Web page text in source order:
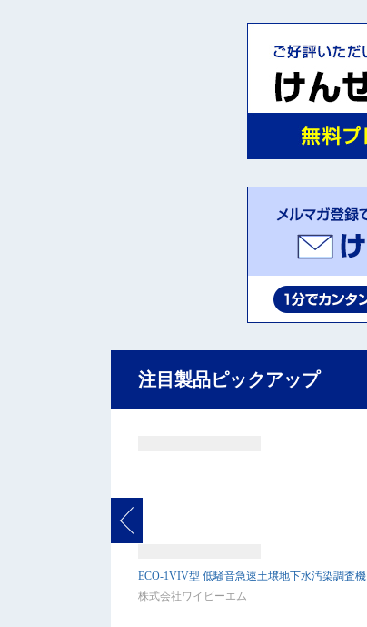
注目製品ピックアップ
ECO-1VIV型 低騒音急速土壌地下水汚染調査機
株式会社ワイビーエム